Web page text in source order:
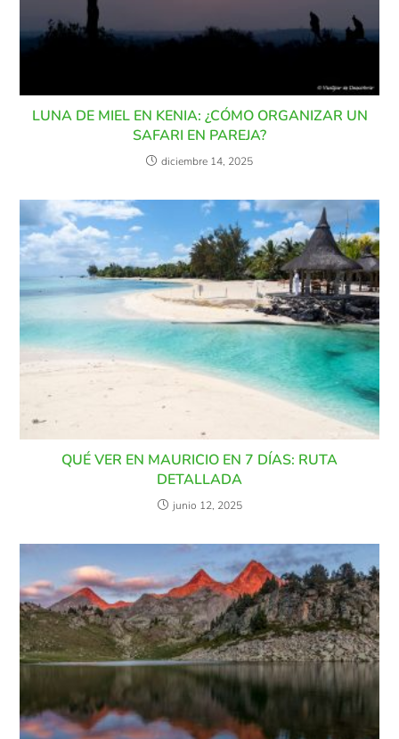
LUNA DE MIEL EN KENIA: ¿CÓMO ORGANIZAR UN
SAFARI EN PAREJA?
diciembre 14, 2025
QUÉ VER EN MAURICIO EN 7 DÍAS: RUTA
DETALLADA
junio 12, 2025